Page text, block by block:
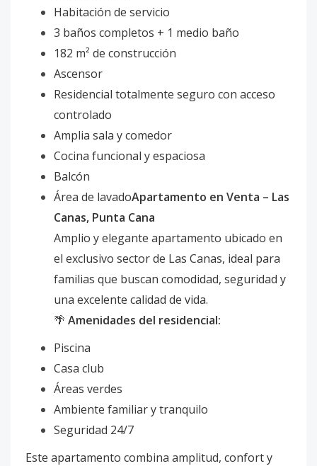
Habitación de servicio
3 baños completos + 1 medio baño
182 m² de construcción
Ascensor
Residencial totalmente seguro con acceso
controlado
Amplia sala y comedor
Cocina funcional y espaciosa
Balcón
Área de lavadoApartamento en Venta – Las
Canas, Punta Cana
Amplio y elegante apartamento ubicado en
el exclusivo sector de Las Canas, ideal para
familias que buscan comodidad, seguridad y
una excelente calidad de vida.
🌴 Amenidades del residencial:
Piscina
Casa club
Áreas verdes
Ambiente familiar y tranquilo
Seguridad 24/7
Este apartamento combina amplitud, confort y